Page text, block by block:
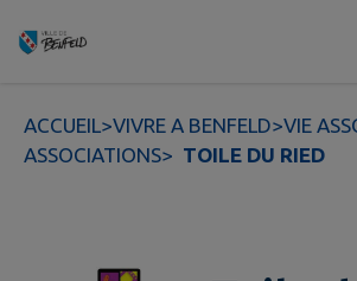
Contenu
ACCUEIL>VIVRE A BENFELD>VIE
ASSOCIATIONS> TOILE DU RIED